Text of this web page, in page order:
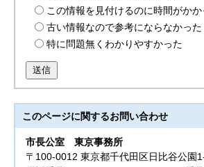
この情報を見付けるのに時間がかか
古い情報なので参考にならなかった
特に問題無くわかりやすかった
送信
このページに関するお問い合わせ
市長公室東京事務所
〒100-0012 東京都千代田区日比谷公